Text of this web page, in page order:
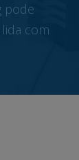
pode
com